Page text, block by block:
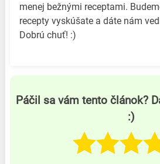
menej bežnými receptami.
recepty vyskúšate a dáte nám
Dobrú chuť! :)
Páčil sa vám tento článok?
:)